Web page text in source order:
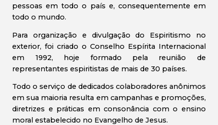
pessoas em todo o país e, consequentemente em
todo o mundo.
Para organização e divulgação do Espiritismo no
exterior, foi criado o Conselho Espírita Internacional
em 1992, hoje formado pela reunião de
representantes espiritistas de mais de 30 países.
Todo o serviço de dedicados colaboradores anônimos
em sua maioria resulta em campanhas e promoções,
diretrizes e práticas em consonância com o ensino
moral estabelecido no Evangelho de Jesus.